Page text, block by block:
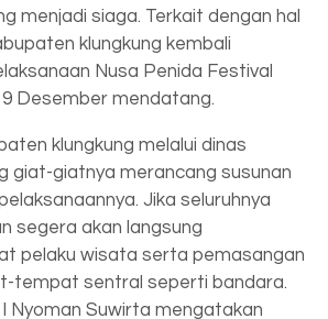
menjadi siaga. Terkait dengan hal
klungkung kembali
Nusa Penida Festival
Desember mendatang.
klungkung melalui dinas
giat-giatnya merancang susunan
Jika seluruhnya
segera akan langsung
pelaku wisata serta pemasangan
tempat sentral seperti bandara.
Nyoman Suwirta mengatakan